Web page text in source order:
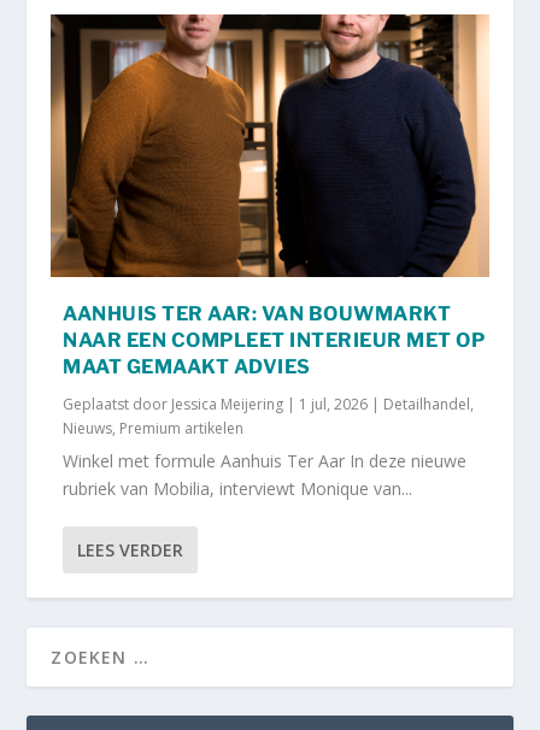
AANHUIS TER AAR: VAN BOUWMARKT
NAAR EEN COMPLEET INTERIEUR MET OP
MAAT GEMAAKT ADVIES
Geplaatst door Jessica Meijering | 1 jul, 2026 | Detailhandel,
Nieuws, Premium artikelen
Winkel met formule Aanhuis Ter Aar In deze nieuwe
rubriek van Mobilia, interviewt Monique van...
LEES VERDER